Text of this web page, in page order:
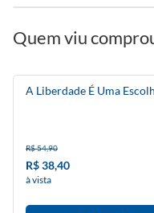
Quem viu
A Liberdade É Uma
R$ 54,90
R$ 38,40
à vista